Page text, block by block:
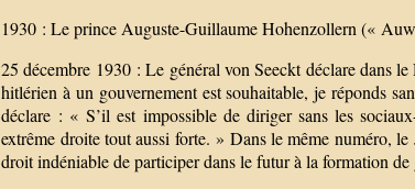
1930 : Le prince Auguste-Guillaume Hohenzollern («
25 décembre 1930 : Le général von Seeckt déclare dans
hitlérien à un gouvernement est souhaitable, je réponds
déclare : « S’il est impossible de diriger sans les
extrême droite tout aussi forte. » Dans le même numéro,
droit indéniable de participer dans le futur à la formation de